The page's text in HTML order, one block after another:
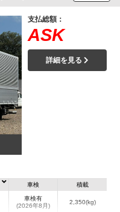
支払総額：
ASK
詳細を見る
車検
車検有
(2026年8月)
積載
2,350(kg)